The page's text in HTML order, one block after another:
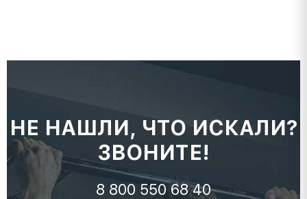
НЕ НАШЛИ, ЧТО ИСКАЛИ?
ЗВОНИТЕ!
8 800 550 68 40